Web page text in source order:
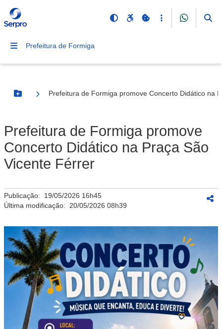
Prefeitura de Formiga
Botão Menu
Prefeitura de Formiga promove Concerto Didático na
Prefeitura de Formiga promove
Concerto Didático na Praça São
Vicente Férrer
Publicação: 19/05/2026 16h45
Última modificação: 20/05/2026 08h39